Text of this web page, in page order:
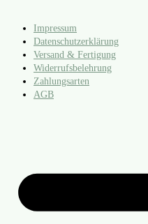
Impressum
Datenschutzerklärung
Versand & Fertigung
Widerrufsbelehrung
Zahlungsarten
AGB